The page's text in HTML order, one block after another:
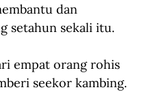
dan
setahun sekali itu.
empat orang rohis
seekor kambing.